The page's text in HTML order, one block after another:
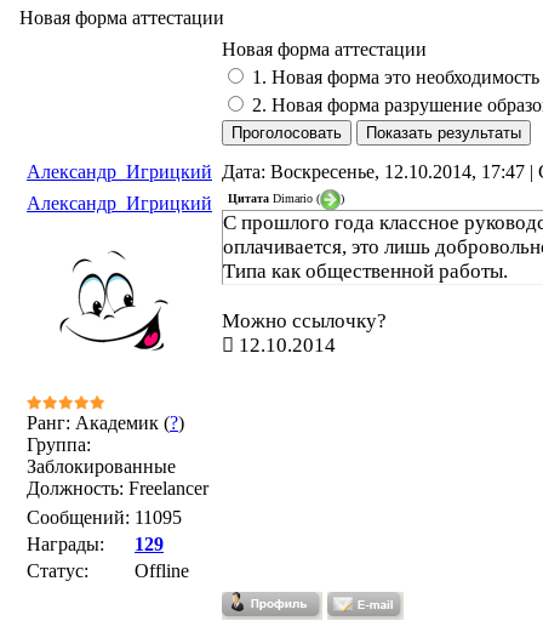
Новая форма аттестации
Новая форма аттестации
1. Новая форма это необходимость
2. Новая форма разрушение
Александр_Игрицкий Дата: Воскресенье, 12.10.2014, 17:47
Александр_Игрицкий
Ранг: Академик (?)
Группа:
Заблокированные
Должность: Freelancer
Сообщений: 11095
Награды:
129
Статус:
Offline
Цитата Dimario ( )
С прошлого года классное
оплачивается, это лишь
Типа как общественной работы.
Можно ссылочку?
12.10.2014